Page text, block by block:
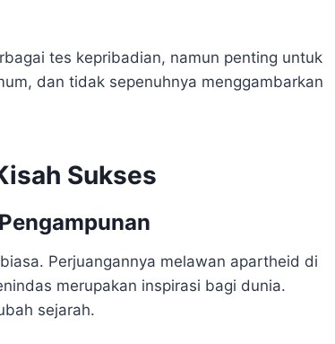
tes kepribadian, namun penting untuk
dan tidak sepenuhnya menggambarkan
Sukses
Perjuangannya melawan apartheid di
merupakan inspirasi bagi dunia.
sejarah.